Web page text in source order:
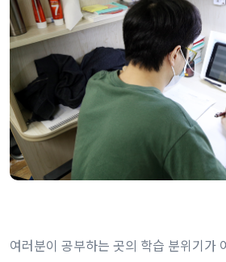
여러분이 공부하는 곳의 학습 분위기가